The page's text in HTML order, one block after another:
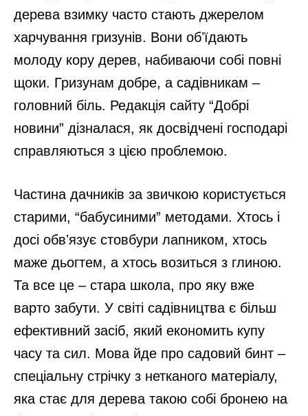
дерева взимку часто стають джерелом
харчування гризунів. Вони обʼїдають
молоду кору дерев, набиваючи собі повні
щоки. Гризунам добре, а садівникам –
головний біль. Редакція сайту “Добрі
новини” дізналася, як досвідчені господарі
справляються з цією проблемою.
Частина дачників за звичкою користується
старими, “бабусиними” методами. Хтось і
досі обвʼязує стовбури лапником, хтось
маже дьогтем, а хтось возиться з глиною.
Та все це – стара школа, про яку вже
варто забути. У світі садівництва є більш
ефективний засіб, який економить купу
часу та сил. Мова йде про садовий бинт –
спеціальну стрічку з нетканого матеріалу,
яка стає для дерева такою собі бронею на